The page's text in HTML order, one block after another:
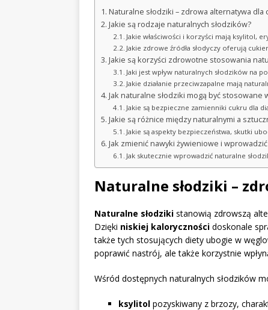
Naturalne słodziki – zdrowa alternatywa dla
Jakie są rodzaje naturalnych słodzików?
Jakie właściwości i korzyści mają ksylitol,
Jakie zdrowe źródła słodyczy oferują
Jakie są korzyści zdrowotne stosowania
Jaki jest wpływ naturalnych słodzików na
Jakie działanie przeciwzapalne mają
Jak naturalne słodziki mogą być stosowane
Jakie są bezpieczne zamienniki cukru dla
Jakie są różnice między naturalnymi a
Jakie są aspekty bezpieczeństwa, skutki
Jak zmienić nawyki żywieniowe i
Jak skutecznie wprowadzić naturalne
Naturalne słodziki –
Naturalne słodziki stanowią zdrowszą
Dzięki niskiej kaloryczności doskonale
także tych stosujących diety ubogie w
poprawić nastrój, ale także korzystnie
Wśród dostępnych naturalnych słodzików
ksylitol pozyskiwany z brzozy,